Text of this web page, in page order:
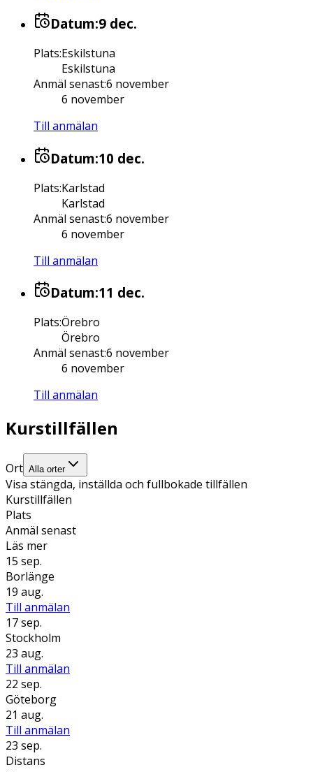
Datum:9 dec.
Plats:Eskilstuna
Eskilstuna
Anmäl senast:6 november
6 november
Till anmälan
Datum:10 dec.
Plats:Karlstad
Karlstad
Anmäl senast:6 november
6 november
Till anmälan
Datum:11 dec.
Plats:Örebro
Örebro
Anmäl senast:6 november
6 november
Till anmälan
Kurstillfällen
Ort Alla orter
Visa stängda, inställda och fullbokade tillfällen
Kurstillfällen
Plats
Anmäl senast
Läs mer
15 sep.
Borlänge
19 aug.
Till anmälan
17 sep.
Stockholm
23 aug.
Till anmälan
22 sep.
Göteborg
21 aug.
Till anmälan
23 sep.
Distans